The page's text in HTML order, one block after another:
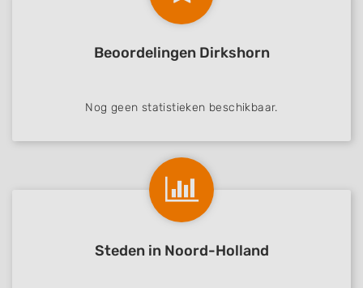
Beoordelingen Dirkshorn
Nog geen statistieken beschikbaar.
Steden in Noord-Holland